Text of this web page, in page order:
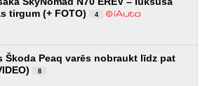
tirgum (+ FOTO)
4
Škoda Peaq varēs nobraukt līdz pat
8